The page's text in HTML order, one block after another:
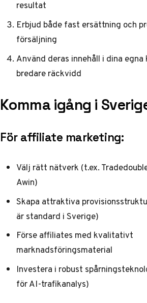
resultat
Erbjud både fast ersättning och
försäljning
Använd deras innehåll i dina
bredare räckvidd
Komma igång i
För affiliate marketing:
Välj rätt nätverk (t.ex.
Awin)
Skapa attraktiva
är standard i Sverige)
Förse affiliates med kvalitativt
marknadsföringsmaterial
Investera i robust
för AI-trafikanalys)